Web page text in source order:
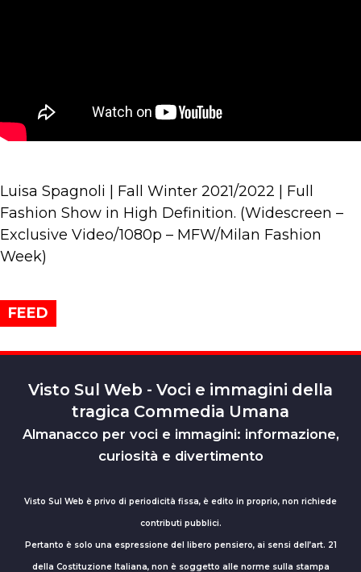
Luisa Spagnoli | Fall Winter 2021/2022 | Full
Fashion Show in High Definition. (Widescreen –
Exclusive Video/1080p – MFW/Milan Fashion
Week)
FEED
Visto Sul Web - Voci e immagini della
tragica Commedia Umana
Almanacco per voci e immagini: informazione,
curiosità e divertimento
Visto Sul Web è privo di periodicità fissa, è edito in proprio, non richiede
contributi pubblici.
Pertanto è solo una espressione del libero pensiero, ai sensi dell’art. 21
della Costituzione Italiana, non è soggetto alle norme sulla stampa